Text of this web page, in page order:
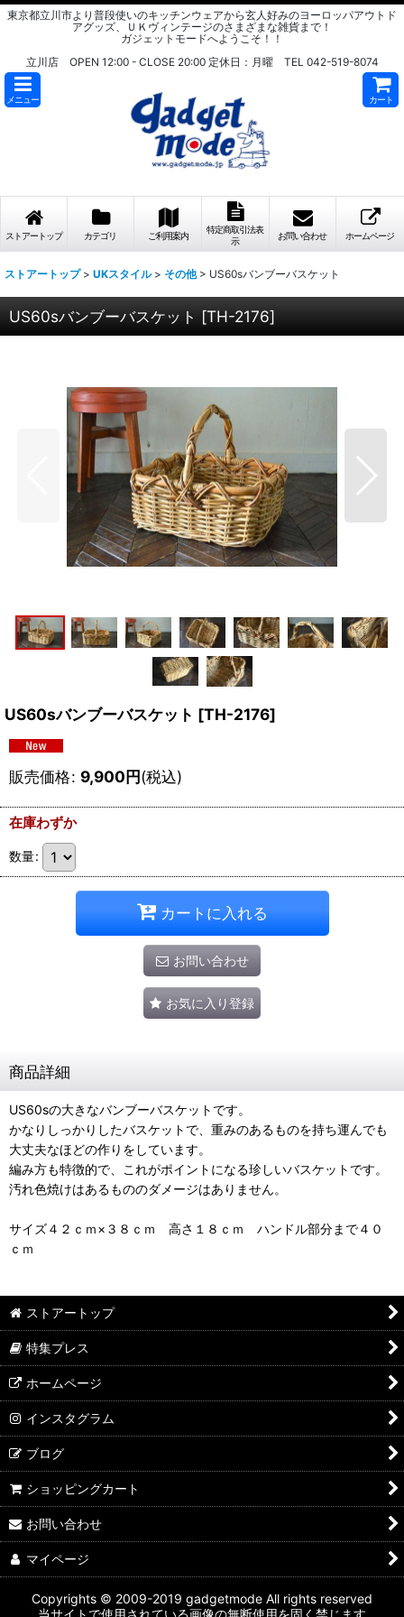
東京都立川市より普段使いのキッチンウェアから玄人好みのヨーロッパアウトド
アグッズ、ＵＫヴィンテージのさまざまな雑貨まで！
ガジェットモードへようこそ！！
立川店 OPEN 12:00 - CLOSE 20:00 定休日：月曜 TEL 042-519-8074
メニュー カート
ストアートップ カテゴリ ご利用案内
特定商取引法表
示
お問い合わせ ホームページ
ストアートップ > UKスタイル > その他 > US60sバンブーバスケット
US60sバンブーバスケット [TH-2176]
US60sバンブーバスケット [TH-2176]
販売価格: 9,900円(税込)
在庫わずか
数量:
カートに入れる
お問い合わせ
お気に入り登録
商品詳細
US60sの大きなバンブーバスケットです。
かなりしっかりしたバスケットで、重みのあるものを持ち運んでも
大丈夫なほどの作りをしています。
編み方も特徴的で、これがポイントになる珍しいバスケットです。
汚れ色焼けはあるもののダメージはありません。
サイズ４２ｃｍ×３８ｃｍ 高さ１８ｃｍ ハンドル部分まで４０
ｃｍ
ストアートップ
特集プレス
ホームページ
インスタグラム
ブログ
ショッピングカート
お問い合わせ
マイページ
Copyrights © 2009-2019 gadgetmode All rights reserved
当サイトで使用されている画像の無断使用を固く禁じます。